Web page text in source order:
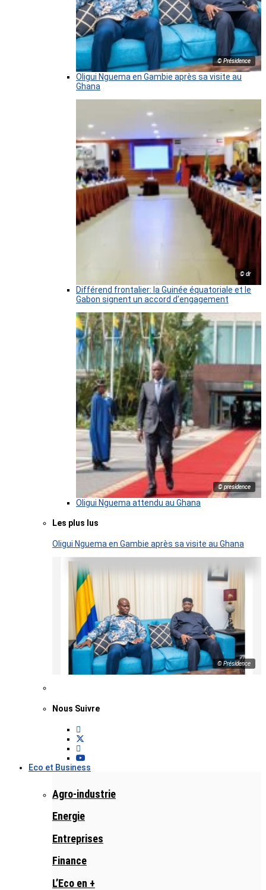
© Présidence
Oligui Nguema en Gambie après sa visite au
Ghana
© dr
Différend frontalier: la Guinée équatoriale et le
Gabon signent un accord d’engagement
© presidence
Oligui Nguema attendu au Ghana
Les plus lus
Oligui Nguema en Gambie après sa visite au Ghana
© Présidence
Nous Suivre
Eco et Business
Agro-industrie
Energie
Entreprises
Finance
L’Eco en +